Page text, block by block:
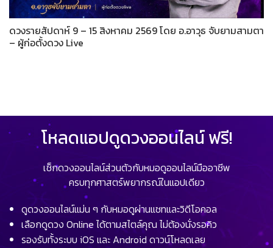
ดวงรายสัปดาห์ 9 – 15 สิงหาคม 2569 โดย อ.อาวุธ จับยามสามตา
– ผู้ก่อตั้งดวง Live
โหลดแอปดูดวงออนไลน์ ฟรี!
เช็กดวงออนไลน์ส่วนตัวกับหมอดูออนไลน์มืออาชีพ
ครบทุกศาสตร์พยากรณ์ในแอปเดียว
ดูดวงออนไลน์แม่น ๆ กับหมอดูผ่านแชทและวิดีโอคอล
เลือกดูดวง Online ได้ตามสไตล์คุณ ไม่ต้องนั่งรอคิว
รองรับทั้งระบบ iOS และ Android ดาวน์โหลดเลย